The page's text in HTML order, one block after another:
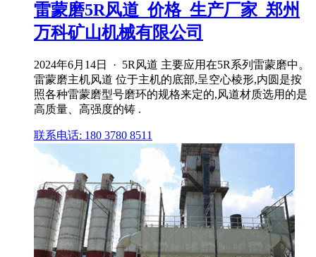
雷蒙磨5R风道_价格_生产厂家_郑州
万科矿山机械有限公司
2024年6月14日 · 5R风道 主要应用在5R系列雷蒙磨中。
雷蒙磨主机风道 位于主机的底部,呈空心棱形,内圆是按
照各种雷蒙磨型号磨环的规格来定的,风道材质选用的是
高质量、高强度的铸 .
联系电话: 180 3780 8511